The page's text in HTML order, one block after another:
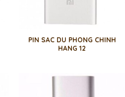
PIN SAC DU PHONG CHINH
HANG 12